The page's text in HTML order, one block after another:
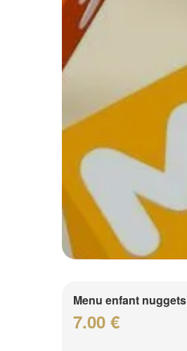
Menu enfant nuggets
7.00 €